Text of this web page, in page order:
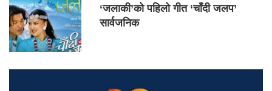
‘जलाकी’को पहिलो गीत ‘चाँदी जलप’
सार्वजनिक